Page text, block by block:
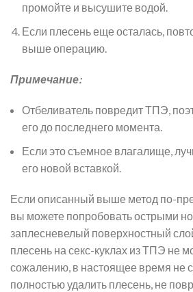
промойте и высушите водой.
Если плесень еще осталась,
выше операцию.
Примечание:
Отбеливатель повредит ТПЭ,
его до последнего момента.
Если это съемное влагалище,
его новой вставкой.
Если описанный выше метод по-
вы можете попробовать острыми
заплесневелый поверхностный
плесень на секс-куклах из ТПЭ не
сожалению, в настоящее время не
полностью удалить плесень, не